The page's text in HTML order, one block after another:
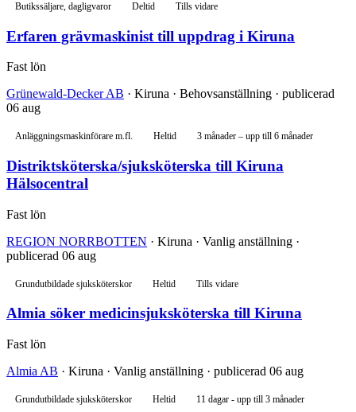
Butikssäljare, dagligvaror Deltid Tills vidare
Erfaren grävmaskinist till uppdrag i Kiruna
Fast lön
Grünewald-Decker AB · Kiruna · Behovsanställning · publicerad
06 aug
Anläggningsmaskinförare m.fl. Heltid 3 månader – upp till 6 månader
Distriktsköterska/sjuksköterska till Kiruna
Hälsocentral
Fast lön
REGION NORRBOTTEN · Kiruna · Vanlig anställning ·
publicerad 06 aug
Grundutbildade sjuksköterskor Heltid Tills vidare
Almia söker medicinsjuksköterska till Kiruna
Fast lön
Almia AB · Kiruna · Vanlig anställning · publicerad 06 aug
Grundutbildade sjuksköterskor Heltid 11 dagar - upp till 3 månader